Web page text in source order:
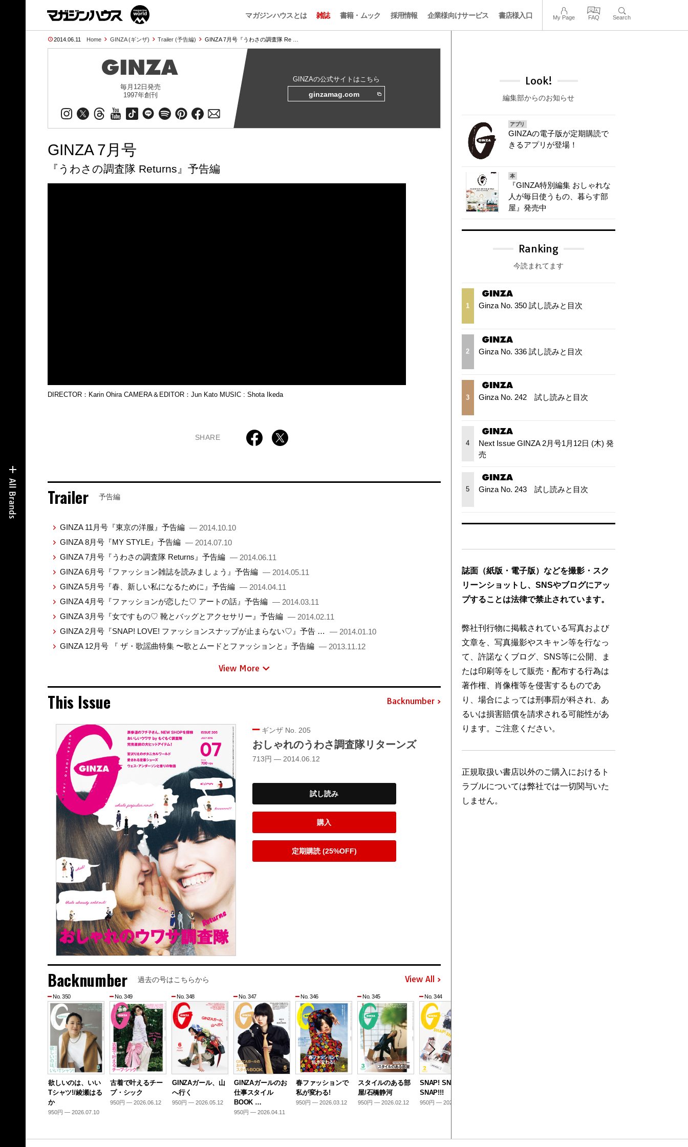
マガジンハウスとは 雑誌 書籍・ムック 採用情報 企業様向けサービス 書店様入口 My Page FAQ Search
2014.06.11 Home GINZA (ギンザ) Trailer (予告編) GINZA 7月号『うわさの調査隊 Re …
毎月12日発売
1997年創刊
GINZAの公式サイトはこちら
ginzamag.com
GINZA 7月号
『うわさの調査隊 Returns』予告編
DIRECTOR：Karin Ohira CAMERA＆EDITOR：Jun Kato MUSIC : Shota Ikeda
SHARE
Trailer 予告編
GINZA 11月号『東京の洋服』予告編 — 2014.10.10
GINZA 8月号『MY STYLE』予告編 — 2014.07.10
GINZA 7月号『うわさの調査隊 Returns』予告編 — 2014.06.11
GINZA 6月号『ファッション雑誌を読みましょう』予告編 — 2014.05.11
GINZA 5月号『春、新しい私になるために』予告編 — 2014.04.11
GINZA 4月号『ファッションが恋した♡ アートの話』予告編 — 2014.03.11
GINZA 3月号『女ですもの♡ 靴とバッグとアクセサリー』予告編 — 2014.02.11
GINZA 2月号『SNAP! LOVE! ファッションスナップが止まらない♡』予告 …
— 2014.01.10
GINZA 12月号 『 ザ・歌謡曲特集 〜歌とムードとファッションと』予告編 — 2013.11.12
View More
This Issue Backnumber
ギンザ No. 205
おしゃれのうわさ調査隊リターンズ
713円 — 2014.06.12
試し読み
購入
定期購読 (25%OFF)
Backnumber 過去の号はこちらから View All
No. 350
欲しいのは、いい
Tシャツ!/綾瀬はる
か
950円 — 2026.07.10
No. 349
古着で叶えるチー
プ・シック
950円 — 2026.06.12
No. 348
GINZAガール、山
へ行く
950円 — 2026.05.12
No. 347
GINZAガールのお
仕事スタイル
BOOK …
950円 — 2026.04.11
No. 346
春ファッションで
私が変わる!
950円 — 2026.03.12
No. 345
スタイルのある部
屋/石橋静河
950円 — 2026.02.12
No. 344
SNAP! SNAP!!
SNAP!!!
950円 — 2026.01.13
Look!
編集部からのお知らせ
アプリ
GINZAの電子版が定期購読で
きるアプリが登場！
本
『GINZA特別編集 おしゃれな
人が毎日使うもの、暮らす部
屋』発売中
Ranking
今読まれてます
1 Ginza No. 350 試し読みと目次
2 Ginza No. 336 試し読みと目次
3 Ginza No. 242 試し読みと目次
4
Next Issue GINZA 2月号1月12日 (木) 発
売
5 Ginza No. 243 試し読みと目次
誌面（紙版・電子版）などを撮影・スク
リーンショットし、SNSやブログにアッ
プすることは法律で禁止されています。
弊社刊行物に掲載されている写真および
文章を、写真撮影やスキャン等を行なっ
て、許諾なくブログ、SNS等に公開、ま
たは印刷等をして販売・配布する行為は
著作権、肖像権等を侵害するものであ
り、場合によっては刑事罰が科され、あ
るいは損害賠償を請求される可能性があ
ります。ご注意ください。
正規取扱い書店以外のご購入におけるト
ラブルについては弊社では一切関与いた
しません。